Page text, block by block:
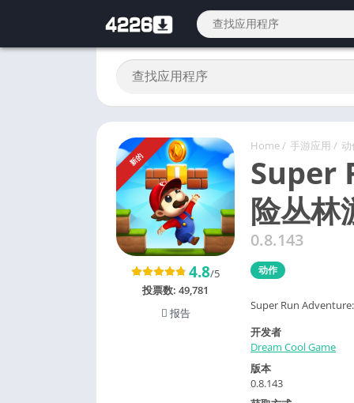
Home/ 手游应用 /
Super
险丛林
0.8.143
动作
Super Run
新的
4.8/5
投票数: 49,781
报告
开发者
Dream Cool Game
版本
0.8.143